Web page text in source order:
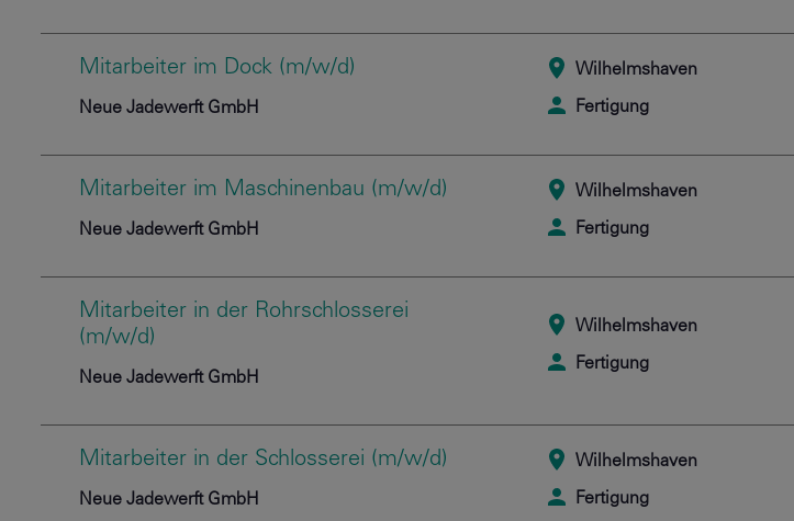
Mitarbeiter im Dock (m/w/d)
Neue Jadewerft GmbH
Wilhelmshaven
Fertigung
Mitarbeiter im Maschinenbau (m/w/d)
Neue Jadewerft GmbH
Wilhelmshaven
Fertigung
Mitarbeiter in der Rohrschlosserei
(m/w/d)
Neue Jadewerft GmbH
Wilhelmshaven
Fertigung
Mitarbeiter in der Schlosserei (m/w/d)
Neue Jadewerft GmbH
Wilhelmshaven
Fertigung